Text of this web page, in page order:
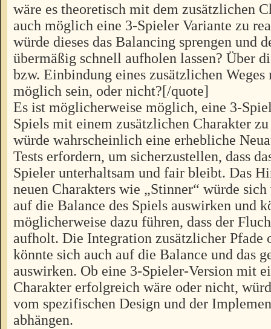
wäre es theoretisch mit dem zusätzlichen
auch möglich eine 3-Spieler Variante zu
würde dieses das Balancing sprengen und
übermäßig schnell aufholen lassen? Über
bzw. Einbindung eines zusätzlichen Weges
möglich sein, oder nicht?[/quote]
Es ist möglicherweise möglich, eine 3-
Spiels mit einem zusätzlichen Charakter
würde wahrscheinlich eine erhebliche
Tests erfordern, um sicherzustellen, dass
Spieler unterhaltsam und fair bleibt. Das
neuen Charakters wie „Stinner“ würde
auf die Balance des Spiels auswirken und
möglicherweise dazu führen, dass der
aufholt. Die Integration zusätzlicher Pfade
könnte sich auch auf die Balance und das
auswirken. Ob eine 3-Spieler-Version mit
Charakter erfolgreich wäre oder nicht,
vom spezifischen Design und der
abhängen.